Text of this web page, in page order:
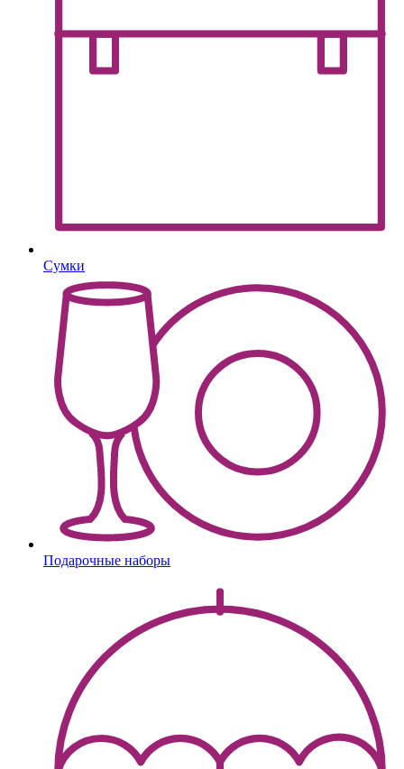
Сумки
Подарочные наборы